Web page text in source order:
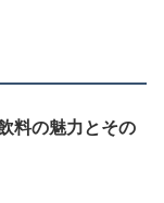
料の魅力とその